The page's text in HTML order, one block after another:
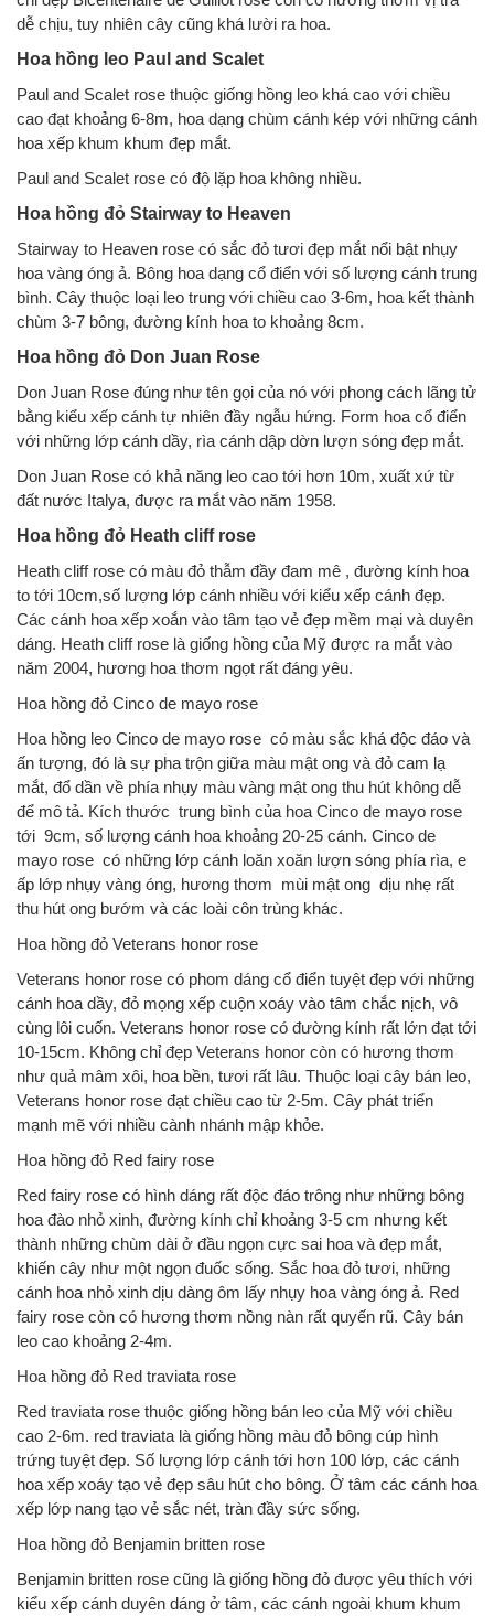
dễ chịu, tuy nhiên cây cũng khá lười ra hoa.
Hoa hồng leo Paul and Scalet
Paul and Scalet rose thuộc giống hồng leo khá cao với chiều
cao đạt khoảng 6-8m, hoa dạng chùm cánh kép với những cánh
hoa xếp khum khum đẹp mắt.
Paul and Scalet rose có độ lặp hoa không nhiều.
Hoa hồng đỏ Stairway to Heaven
Stairway to Heaven rose có sắc đỏ tươi đẹp mắt nổi bật nhụy
hoa vàng óng ả. Bông hoa dạng cổ điển với số lượng cánh trung
bình. Cây thuộc loại leo trung với chiều cao 3-6m, hoa kết thành
chùm 3-7 bông, đường kính hoa to khoảng 8cm.
Hoa hồng đỏ Don Juan Rose
Don Juan Rose đúng như tên gọi của nó với phong cách lãng tử
bằng kiểu xếp cánh tự nhiên đầy ngẫu hứng. Form hoa cổ điển
với những lớp cánh dầy, rìa cánh dập dờn lượn sóng đẹp mắt.
Don Juan Rose có khả năng leo cao tới hơn 10m, xuất xứ từ
đất nước Italya, được ra mắt vào năm 1958.
Hoa hồng đỏ Heath cliff rose
Heath cliff rose có màu đỏ thẫm đầy đam mê , đường kính hoa
to tới 10cm,số lượng lớp cánh nhiều với kiểu xếp cánh đẹp.
Các cánh hoa xếp xoắn vào tâm tạo vẻ đẹp mềm mại và duyên
dáng. Heath cliff rose là giống hồng của Mỹ được ra mắt vào
năm 2004, hương hoa thơm ngọt rất đáng yêu.
Hoa hồng đỏ Cinco de mayo rose
Hoa hồng leo Cinco de mayo rose có màu sắc khá độc đáo và
ấn tượng, đó là sự pha trộn giữa màu mật ong và đỏ cam lạ
mắt, đổ dần về phía nhụy màu vàng mật ong thu hút không dễ
để mô tả. Kích thước trung bình của hoa Cinco de mayo rose
tới 9cm, số lượng cánh hoa khoảng 20-25 cánh. Cinco de
mayo rose có những lớp cánh loăn xoăn lượn sóng phía rìa, e
ấp lớp nhụy vàng óng, hương thơm mùi mật ong dịu nhẹ rất
thu hút ong bướm và các loài côn trùng khác.
Hoa hồng đỏ Veterans honor rose
Veterans honor rose có phom dáng cổ điển tuyệt đẹp với những
cánh hoa dầy, đỏ mọng xếp cuộn xoáy vào tâm chắc nịch, vô
cùng lôi cuốn. Veterans honor rose có đường kính rất lớn đạt tới
10-15cm. Không chỉ đẹp Veterans honor còn có hương thơm
như quả mâm xôi, hoa bền, tươi rất lâu. Thuộc loại cây bán leo,
Veterans honor rose đạt chiều cao từ 2-5m. Cây phát triển
mạnh mẽ với nhiều cành nhánh mập khỏe.
Hoa hồng đỏ Red fairy rose
Red fairy rose có hình dáng rất độc đáo trông như những bông
hoa đào nhỏ xinh, đường kính chỉ khoảng 3-5 cm nhưng kết
thành những chùm dài ở đầu ngọn cực sai hoa và đẹp mắt,
khiến cây như một ngọn đuốc sống. Sắc hoa đỏ tươi, những
cánh hoa nhỏ xinh dịu dàng ôm lấy nhụy hoa vàng óng ả. Red
fairy rose còn có hương thơm nồng nàn rất quyến rũ. Cây bán
leo cao khoảng 2-4m.
Hoa hồng đỏ Red traviata rose
Red traviata rose thuộc giống hồng bán leo của Mỹ với chiều
cao 2-6m. red traviata là giống hồng màu đỏ bông cúp hình
trứng tuyệt đẹp. Số lượng lớp cánh tới hơn 100 lớp, các cánh
hoa xếp xoáy tạo vẻ đẹp sâu hút cho bông. Ở tâm các cánh hoa
xếp lớp nang tạo vẻ sắc nét, tràn đầy sức sống.
Hoa hồng đỏ Benjamin britten rose
Benjamin britten rose cũng là giống hồng đỏ được yêu thích với
kiểu xếp cánh duyên dáng ở tâm, các cánh ngoài khum khum